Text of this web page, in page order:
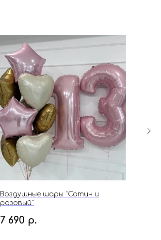
Воздушные шары "Сатин и
розовый"
7 690 р.